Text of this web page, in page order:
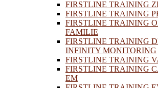
FIRSTLINE TRAINING
FIRSTLINE TRAINING
FIRSTLINE TRAINING
FAMILIE
FIRSTLINE TRAINING
INFINITY MONITORING
FIRSTLINE TRAINING
FIRSTLINE TRAINING
EM